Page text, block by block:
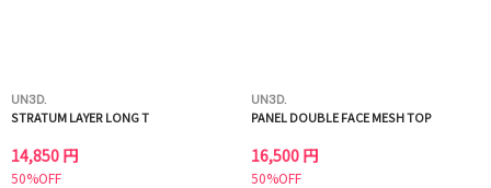
UN3D.
STRATUM LAYER LONG T
14,850 円
50%OFF
UN3D.
PANEL DOUBLE FACE MESH TOP
16,500 円
50%OFF